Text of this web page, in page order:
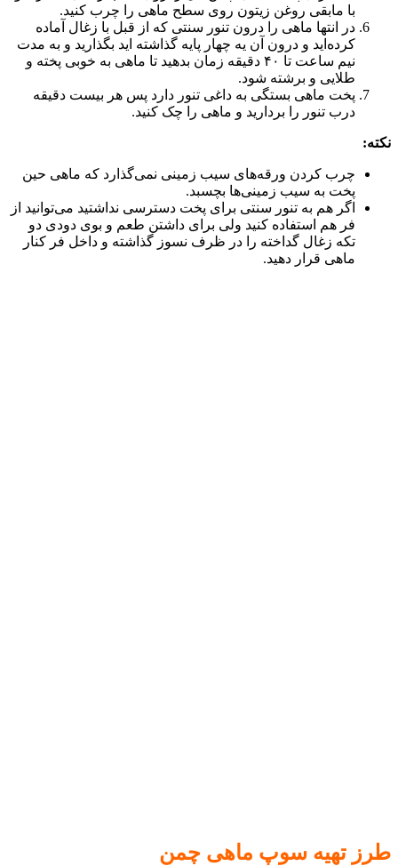
با مابقی روغن زیتون روی سطح ماهی را چرب کنید.
در انتها ماهی را درون تنور سنتی که از قبل با زغال آماده
کرده‌اید و درون آن یه چهار پایه گذاشته اید بگذارید و به مدت
نیم ساعت تا ۴۰ دقیقه زمان بدهید تا ماهی به خوبی پخته و
طلایی و برشته شود.
پخت ماهی بستگی به داغی تنور دارد پس هر بیست دقیقه
درب تنور را بردارید و ماهی را چک کنید.
نکته:
چرب کردن ورقه‌های سیب زمینی نمی‌گذارد که ماهی حین
پخت به سیب زمینی‌ها بچسبد.
اگر هم به تنور سنتی برای پخت دسترسی نداشتید می‌توانید از
فر هم استفاده کنید ولی برای داشتن طعم و بوی دودی دو
تکه زغال گداخته را در ظرف نسوز گذاشته و داخل فر کنار
ماهی قرار دهید.
طرز تهیه سوپ ماهی چمن